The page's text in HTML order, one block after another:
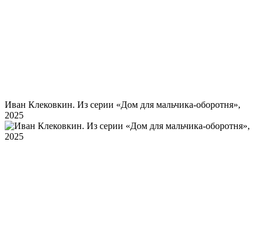
Иван Клековкин. Из серии «Дом для мальчика-оборотня»,
2025